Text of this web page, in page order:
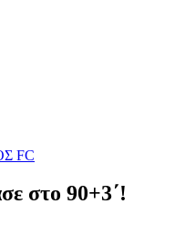
FC
στο 90+3΄!